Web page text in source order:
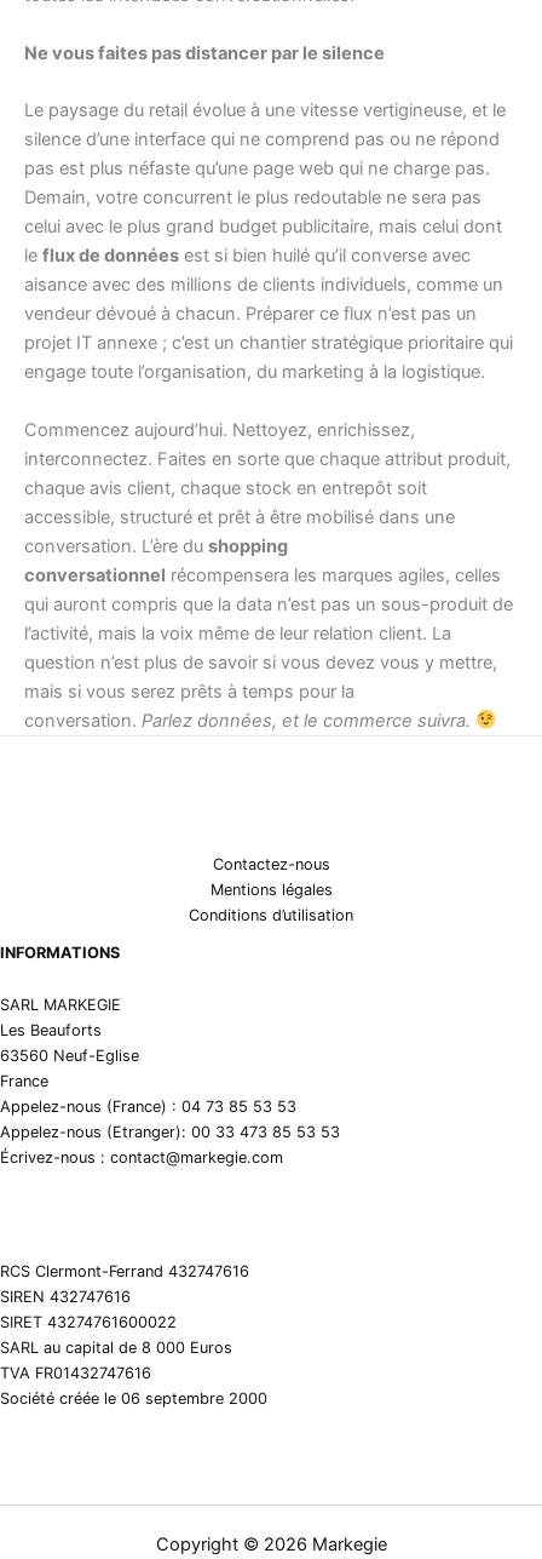
Ne vous faites pas distancer par le silence
Le paysage du retail évolue à une vitesse vertigineuse, et le
silence d’une interface qui ne comprend pas ou ne répond
pas est plus néfaste qu’une page web qui ne charge pas.
Demain, votre concurrent le plus redoutable ne sera pas
celui avec le plus grand budget publicitaire, mais celui dont
le flux de données est si bien huilé qu’il converse avec
aisance avec des millions de clients individuels, comme un
vendeur dévoué à chacun. Préparer ce flux n’est pas un
projet IT annexe ; c’est un chantier stratégique prioritaire qui
engage toute l’organisation, du marketing à la logistique.
Commencez aujourd’hui. Nettoyez, enrichissez,
interconnectez. Faites en sorte que chaque attribut produit,
chaque avis client, chaque stock en entrepôt soit
accessible, structuré et prêt à être mobilisé dans une
conversation. L’ère du shopping
conversationnel récompensera les marques agiles, celles
qui auront compris que la data n’est pas un sous-produit de
l’activité, mais la voix même de leur relation client. La
question n’est plus de savoir si vous devez vous y mettre,
mais si vous serez prêts à temps pour la
conversation. Parlez données, et le commerce suivra.
Contactez-nous
Mentions légales
Conditions d’utilisation
INFORMATIONS
SARL MARKEGIE
Les Beauforts
63560 Neuf-Eglise
France
Appelez-nous (France) : 04 73 85 53 53
Appelez-nous (Etranger): 00 33 473 85 53 53
Écrivez-nous : contact@markegie.com
RCS Clermont-Ferrand 432747616
SIREN 432747616
SIRET 43274761600022
SARL au capital de 8 000 Euros
TVA FR01432747616
Société créée le 06 septembre 2000
Copyright © 2026 Markegie